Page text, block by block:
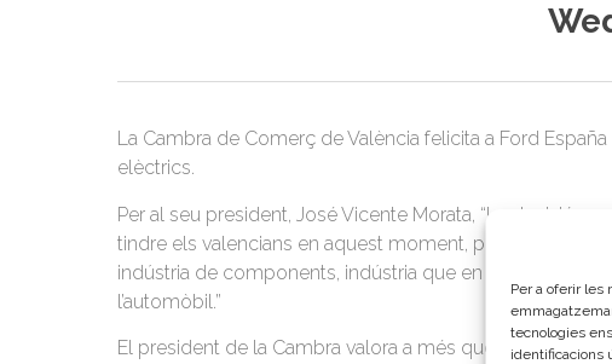
Per a oferir
tecnologies
identificacions
La Cambra de Comerç de València felicita a Ford
elèctrics.
Per al seu president, José Vicente Morata, “La decisió
tindre els valencians en aquest moment, primer perquè
indústria de components, indústria que en aquests
l’automòbil.”
El president de la Cambra valora a més que l’empresa